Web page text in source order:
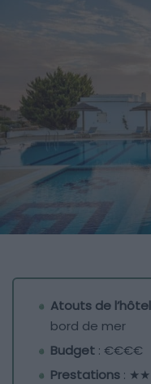
Atouts de l’hôtel
bord de mer
Budget : €€€€
Prestations :